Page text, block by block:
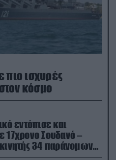
πιο ισχυρές
κόσμο
εντόπισε και
17χρονο Σουδανό –
34 παράνομων